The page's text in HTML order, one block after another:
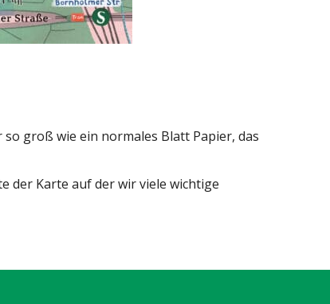
groß wie ein normales Blatt Papier, das
der Karte auf der wir viele wichtige